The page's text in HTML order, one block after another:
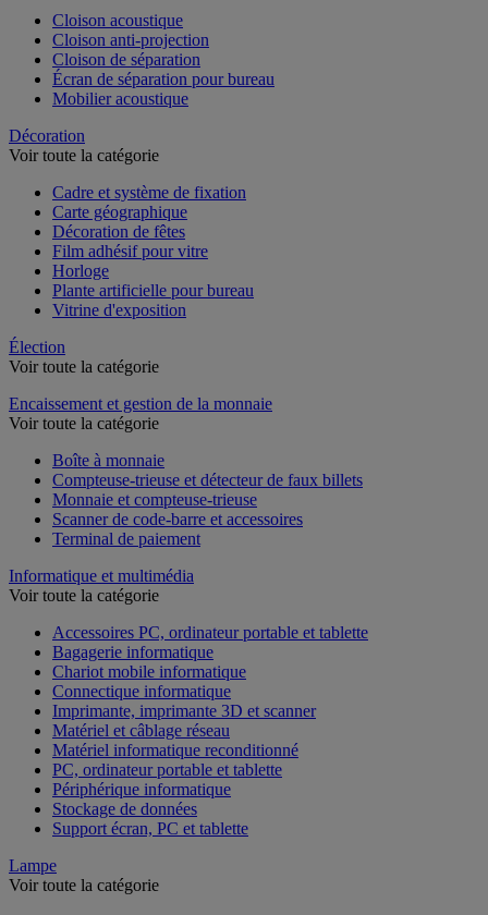
Cloison acoustique
Cloison anti-projection
Cloison de séparation
Écran de séparation pour bureau
Décoration
Cadre et système de fixation
Carte géographique
Décoration de fêtes
Film adhésif pour vitre
Horloge
Plante artificielle pour bureau
Élection
Encaissement et gestion de la monnaie
Boîte à monnaie
Compteuse-trieuse et détecteur de faux billets
Monnaie et compteuse-trieuse
Scanner de code-barre et accessoires
Informatique et multimédia
Accessoires PC, ordinateur portable et tablette
Bagagerie informatique
Chariot mobile informatique
Connectique informatique
Imprimante, imprimante 3D et scanner
Matériel et câblage réseau
Matériel informatique reconditionné
PC, ordinateur portable et tablette
Périphérique informatique
Stockage de données
Lampe